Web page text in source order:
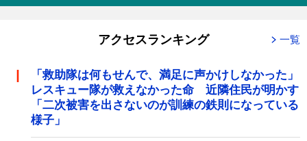
アクセスランキング 一覧
「救助隊は何もせんで、満足に声かけしなかった」
レスキュー隊が救えなかった命 近隣住民が明かす
「二次被害を出さないのが訓練の鉄則になっている
様子」